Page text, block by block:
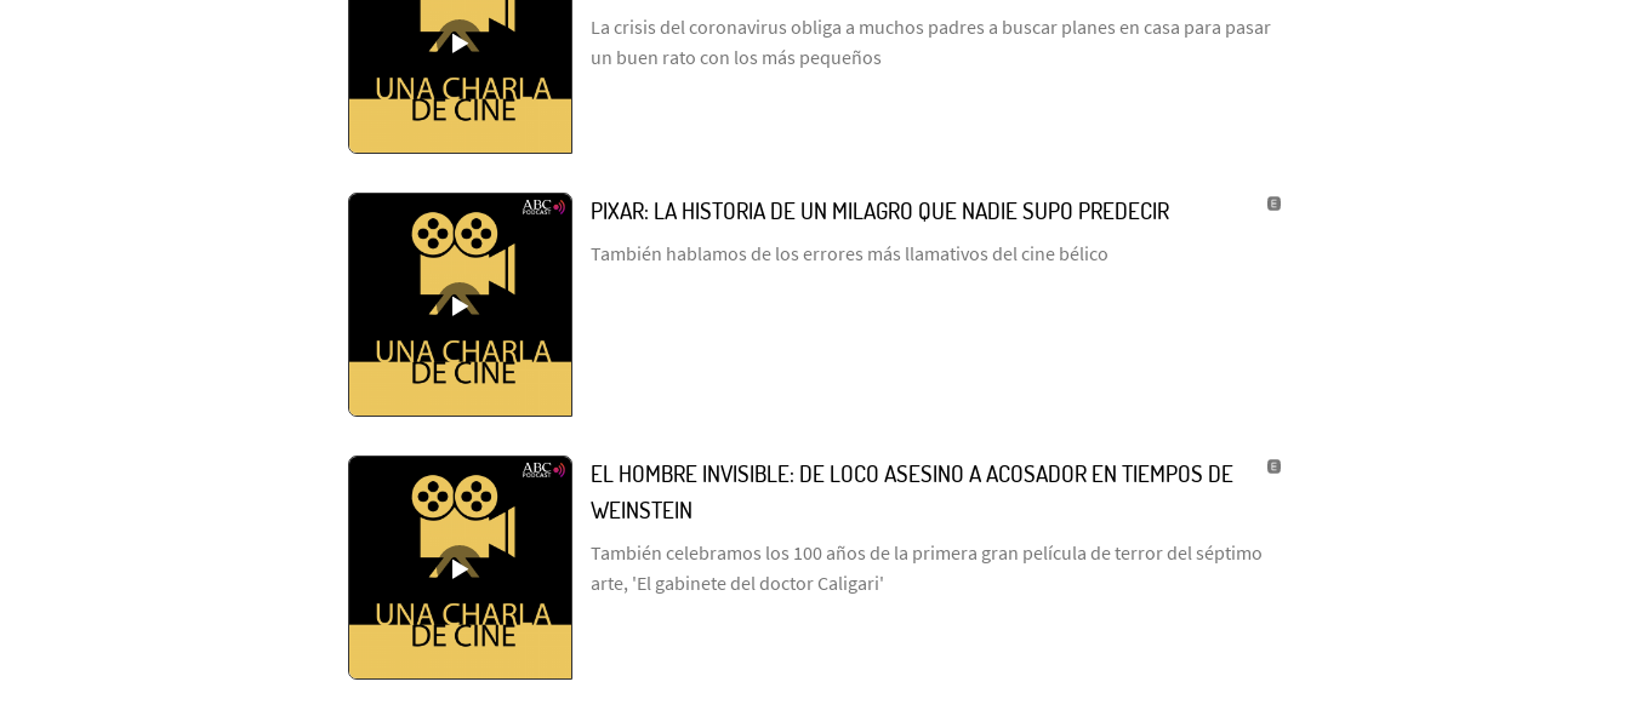
La crisis del coronavirus obliga a muchos padres a buscar planes en casa para pasar
un buen rato con los más pequeños
PIXAR: LA HISTORIA DE UN MILAGRO QUE NADIE SUPO PREDECIR
También hablamos de los errores más llamativos del cine bélico
EL HOMBRE INVISIBLE: DE LOCO ASESINO A ACOSADOR EN TIEMPOS DE
WEINSTEIN
También celebramos los 100 años de la primera gran película de terror del séptimo
arte, 'El gabinete del doctor Caligari'